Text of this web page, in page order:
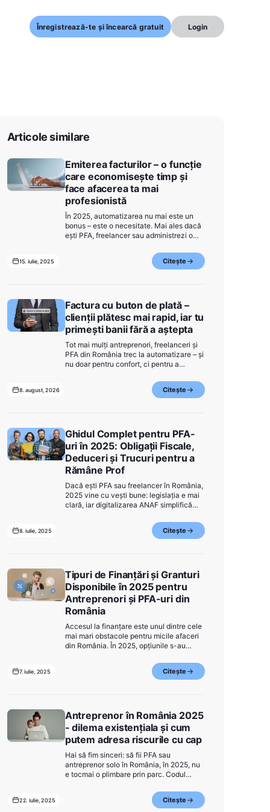
Înregistrează-te și încearcă gratuit Login
Articole similare
Emiterea facturilor – o funcție
care economisește timp și
face afacerea ta mai
profesionistă
În 2025, automatizarea nu mai este un
bonus – este o necesitate. Mai ales dacă
ești PFA, freelancer sau administrezi o
puține sarcini repetitive, cu atât ai mai
mult timp pentru clienți și dezvoltare. Iar
15. iulie, 2025 Citește
Factura cu buton de plată –
clienții plătesc mai rapid, iar tu
primești banii fără a aștepta
Tot mai mulți antreprenori, freelanceri și
PFA din România trec la automatizare – și
nu doar pentru confort, ci pentru a
o simplă factură emisă este deja un pas
înainte, atunci factura cu butonul
8. august, 2026 Citește
Ghidul Complet pentru PFA-
uri în 2025: Obligații Fiscale,
Deduceri și Trucuri pentru a
Rămâne Prof
Dacă ești PFA sau freelancer în România,
2025 vine cu vești bune: legislația e mai
clară, iar digitalizarea ANAF simplifică
important să știi exact ce ai de făcut, ce
poți deduce și cum îți menții
8. iulie, 2025 Citește
Tipuri de Finanțări și Granturi
Disponibile în 2025 pentru
Antreprenori și PFA-uri din
România
Accesul la finanțare este unul dintre cele
mai mari obstacole pentru micile afaceri
din România. În 2025, opțiunile s-au
jucătorii din fintech oferă alternative mai
flexibile. Dacă ești freelancer, PFA sau
7. iulie, 2025 Citește
Antreprenor în România 2025
- dilema existențiala și cum
putem adresa riscurile cu cap
Hai să fim sinceri: să fii PFA sau
antreprenor solo în România, în 2025, nu
e tocmai o plimbare prin parc. Codul
algoritmul de la Instagram, ANAF
digitalizează tot (uneori prea brusc), iar
22. iulie, 2025 Citește